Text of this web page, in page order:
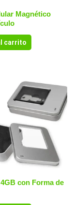
Magnético
carrito
con Forma de